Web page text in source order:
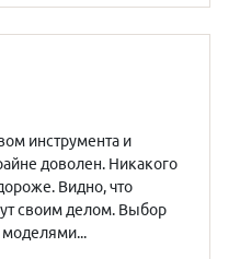
инструмента и
доволен. Никакого
Видно, что
своим делом. Выбор